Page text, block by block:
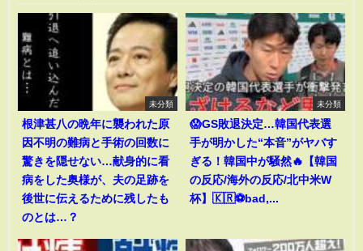
未分類
根津甚八の晩年に襲われた原
因不明の難病と手術の回数に
驚きを隠せない…献身的に看
病をした奥様が、夫の足跡を
後世に伝えるために残したも
のとは…？
未分類
😱GS敗退決定…韓国代表選
手が明かした“本音”がヤバす
ぎる！韓国中が騒然🔥【韓国
の反応/海外の反応/北中米W
杯】🇰🇷⚽bad,...